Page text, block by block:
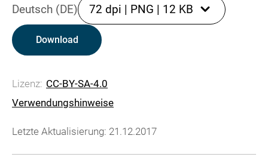
Deutsch (DE) 72 dpi | PNG | 12 KB
Download
Lizenz: CC-BY-SA-4.0
Verwendungshinweise
Letzte Aktualisierung: 21.12.2017